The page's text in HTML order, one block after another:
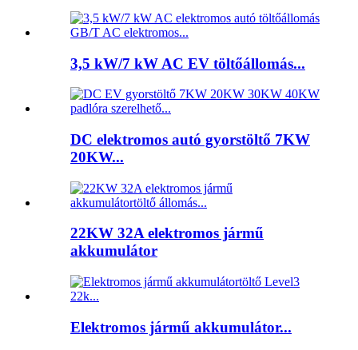
3,5 kW/7 kW AC EV töltőállomás...
DC elektromos autó gyorstöltő 7KW
20KW...
22KW 32A elektromos jármű
akkumulátor
Elektromos jármű akkumulátor...